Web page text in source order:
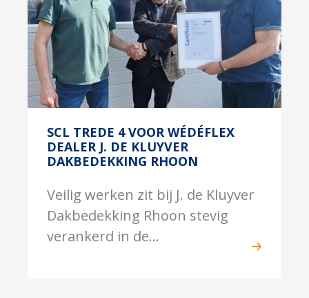
SCL TREDE 4 VOOR WÉDÉFLEX
DEALER J. DE KLUYVER
DAKBEDEKKING RHOON
Veilig werken zit bij J. de Kluyver
Dakbedekking Rhoon stevig
verankerd in de...